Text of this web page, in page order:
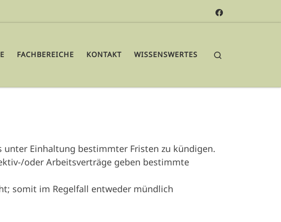
FACHBEREICHE KONTAKT WISSENSWERTES
Einhaltung bestimmter Fristen zu kündigen.
oder Arbeitsverträge geben bestimmte
somit im Regelfall entweder mündlich